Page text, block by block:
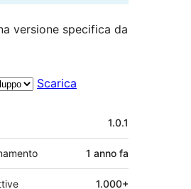
versione specifica da
Scarica
1.0.1
1 anno fa
1.000+